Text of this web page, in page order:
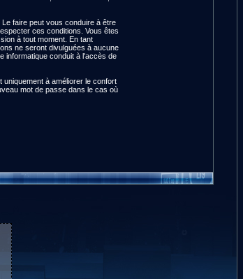
faire peut vous conduire à être
ces conditions. Vous êtes
à tout moment. En tant
ne seront divulguées à aucune
informatique conduit à l'accès de
à améliorer le confort
mot de passe dans le cas où